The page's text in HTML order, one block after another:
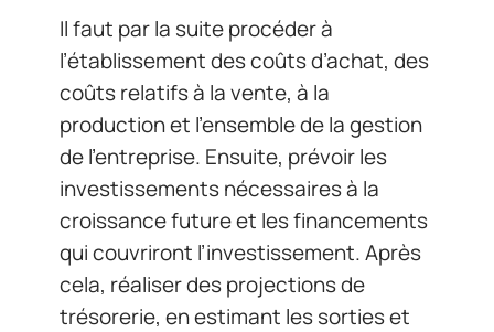
Il faut par la suite procéder à
l’établissement des coûts d’achat, des
coûts relatifs à la vente, à la
production et l’ensemble de la gestion
de l’entreprise. Ensuite, prévoir les
investissements nécessaires à la
croissance future et les financements
qui couvriront l’investissement. Après
cela, réaliser des projections de
trésorerie, en estimant les sorties et